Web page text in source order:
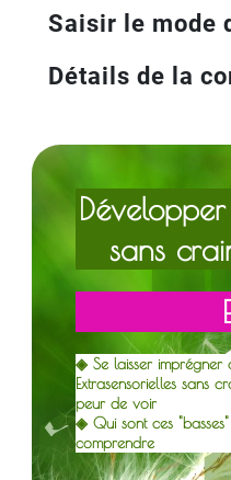
Saisir le mode
Détails de la
sans
◈ Se laisser imprégner
Extrasensorielles sans
peur de voir
◈ Qui sont ces
comprendre